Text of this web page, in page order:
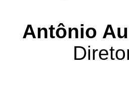
Antônio